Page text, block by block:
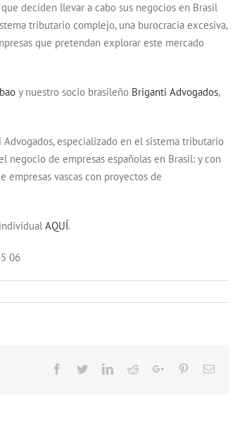
deciden llevar a cabo sus negocios en Brasil
tributario complejo, una burocracia excesiva,
que pretendan explorar este mercado
y nuestro socio brasileño Briganti Advogados,
especializado en el sistema tributario
de empresas españolas en Brasil: y con
empresas vascas con proyectos de
AQUÍ.
06
Facebook
TwitterLinkedIn
RedditGoogle+PinterestEmail